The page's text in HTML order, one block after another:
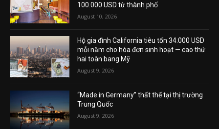
100.000 USD từ thành phố
August 10, 2026
Hộ gia đình California tiêu tốn 34.000 USD
mỗi năm cho hóa đơn sinh hoạt — cao thứ
hai toàn bang Mỹ
August 9, 2026
“Made in Germany” thất thế tại thị trường
Trung Quốc
August 9, 2026